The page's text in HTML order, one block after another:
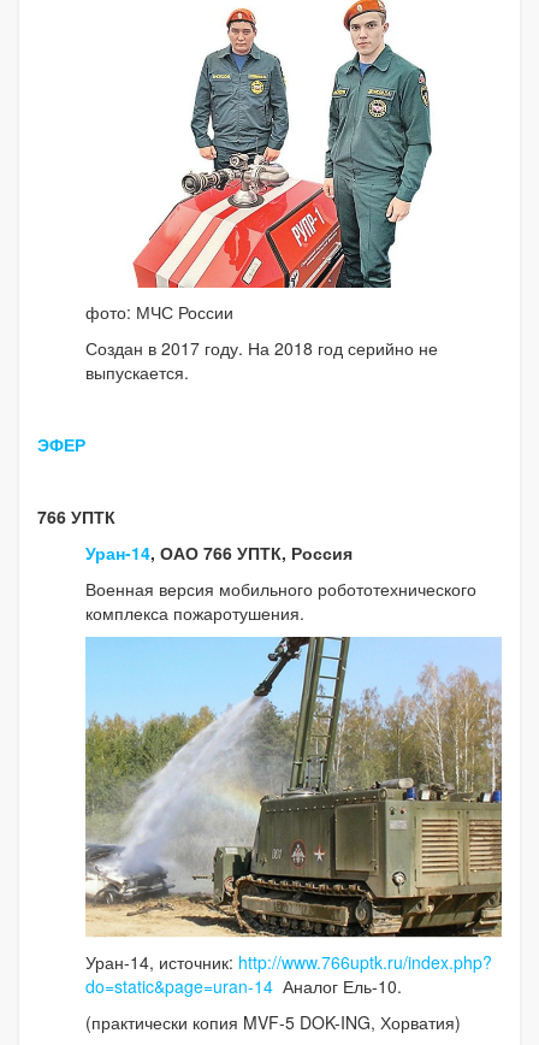
фото: МЧС России
Создан в 2017 году. На 2018 год серийно не
выпускается.
ЭФЕР
766 УПТК
Уран-14, ОАО 766 УПТК, Россия
Военная версия мобильного робототехнического
комплекса пожаротушения.
Уран-14, источник: http://www.766uptk.ru/index.php?
do=static&page=uran-14 Аналог Ель-10.
(практически копия MVF-5 DOK-ING, Хорватия)